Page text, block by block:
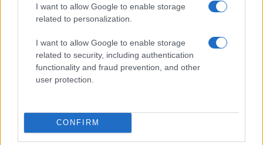
I want to allow Google to enable storage
related to personalization.
I want to allow Google to enable storage
related to security, including authentication
functionality and fraud prevention, and other
user protection.
CONFIRM